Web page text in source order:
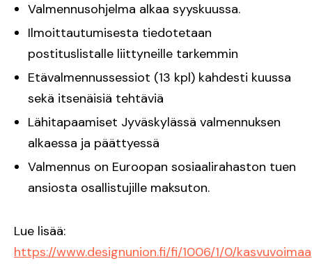
Valmennusohjelma alkaa syyskuussa.
Ilmoittautumisesta tiedotetaan
postituslistalle liittyneille tarkemmin
Etävalmennussessiot (13 kpl) kahdesti kuussa
sekä itsenäisiä tehtäviä
Lähitapaamiset Jyväskylässä valmennuksen
alkaessa ja päättyessä
Valmennus on Euroopan sosiaalirahaston tuen
ansiosta osallistujille maksuton.
Lue lisää:
https://www.designunion.fi/fi/1006/1/0/kasvuvoimaa